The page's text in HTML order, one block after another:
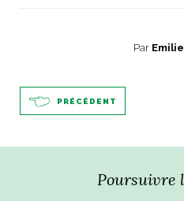
Par
PRÉCÉDENT
Poursuivre